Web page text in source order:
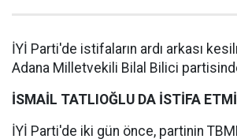
İYİ Parti'de istifaların ardı arkası
Adana Milletvekili Bilal Bilici
İSMAİL TATLIOĞLU DA İSTİFA
İYİ Parti'de iki gün önce, partinin